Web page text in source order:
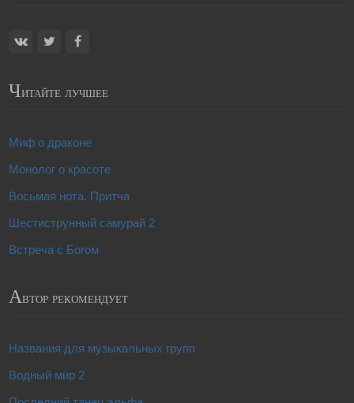
Читайте лучшее
Миф о драконе
Монолог о красоте
Восьмая нота. Притча
Шестиструнный самурай 2
Встреча с Богом
Автор рекомендует
Названия для музыкальных групп
Водный мир 2